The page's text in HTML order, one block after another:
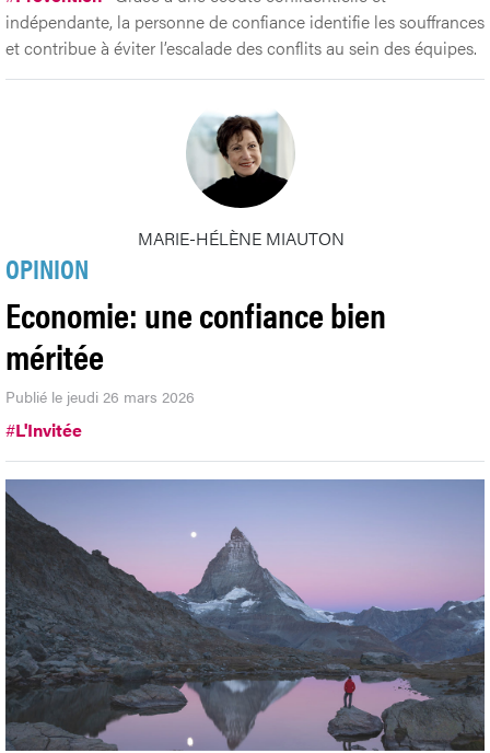
indépendante, la personne de confiance identifie les souffrances
et contribue à éviter l’escalade des conflits au sein des équipes.
MARIE-HÉLÈNE MIAUTON
OPINION
Economie: une confiance bien
méritée
Publié le jeudi 26 mars 2026
#L'Invitée